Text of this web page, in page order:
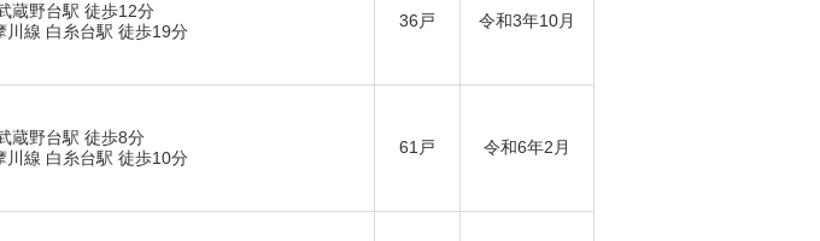
蔵野台駅 徒歩12分
川線 白糸台駅 徒歩19分
36戸 令和3年10月
蔵野台駅 徒歩8分
川線 白糸台駅 徒歩10分
61戸 令和6年2月